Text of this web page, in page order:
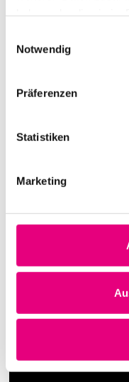
Notwendig
Präferenzen
Statistiken
Marketing